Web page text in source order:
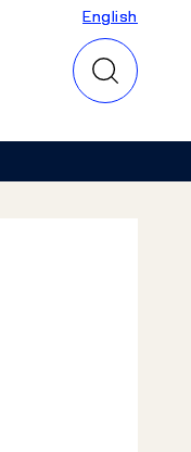
English
English